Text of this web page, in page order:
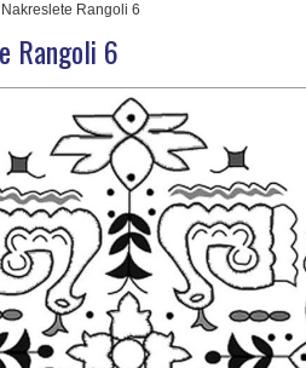
Nakreslete Rangoli 6
Rangoli 6